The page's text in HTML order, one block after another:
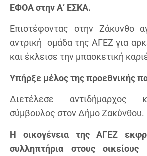
ΕΦΟΑ στην Α’ ΕΣΚΑ.
Επιστέφοντας στην Ζάκυνθο
αντρική ομάδα της ΑΓΕΖ για
και έκλεισε την μπασκετική
Υπήρξε μέλος της προεθνικής
Διετέλεσε αντιδήμαρχος
σύμβουλος στον Δήμο Ζακύνθου.
Η οικογένεια της ΑΓΕΖ
συλληπτήρια στους οικείους